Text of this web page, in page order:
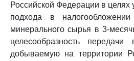
Российской Федерации в целях
подхода в
минерального сырья в 3-
целесообразность
добываемую на территории